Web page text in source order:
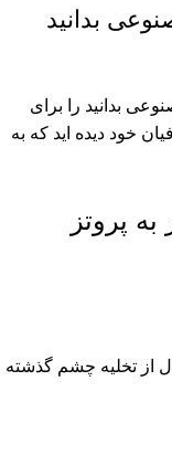
بدانید
بدانید را برای
خود دیده اید که به
پروتز
از تخلیه چشم گذشته